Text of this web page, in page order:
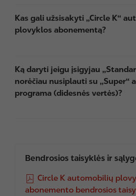
Kas gali užsisakyti „Circle K“
plovyklos abonementą?
Ką daryti jeigu įsigyjau
norėčiau nusiplauti su „Super“
programa (didesnės vertės)?
Bendrosios taisyklės ir
F
i
Circle K automobilių
abonemento bendrosios